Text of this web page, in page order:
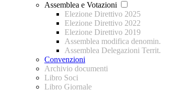
Assemblea e Votazioni
Elezione Direttivo 2025
Elezione Direttivo 2022
Elezione Direttivo 2019
Assemblea modifica denomin.
Assemblea Delegazioni Territ.
Convenzioni
Archivio documenti
Libro Soci
Libro Giornale